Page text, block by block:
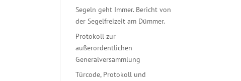
Segeln geht Immer. Bericht von
der Segelfreizeit am Dümmer.
Protokoll zur
außerordentlichen
Generalversammlung
Türcode, Protokoll und